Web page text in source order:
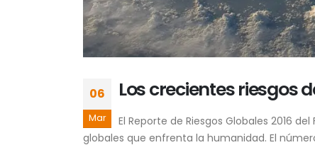
06
Mar
Los crecientes riesgos
El Reporte de Riesgos Globales 2016
globales que enfrenta la humanidad. El